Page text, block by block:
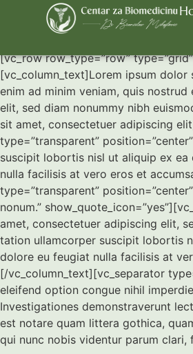
[vc_row row_type=”row”
[vc_column_text]Lorem ipsum
enim ad minim veniam, quis
elit, sed diam nonummy nibh
sit amet, consectetuer adipiscing
type=”transparent”
suscipit lobortis nisl ut aliquip ex
nulla facilisis at vero eros et
type=”transparent”
nonum.”
amet, consectetuer adipiscing elit,
tation ullamcorper suscipit lobortis
dolore eu feugiat nulla facilisis at
[/vc_column_text][vc_separator
eleifend option congue nihil
Investigationes demonstraverunt
est notare quam littera gothica,
qui nunc nobis videntur parum